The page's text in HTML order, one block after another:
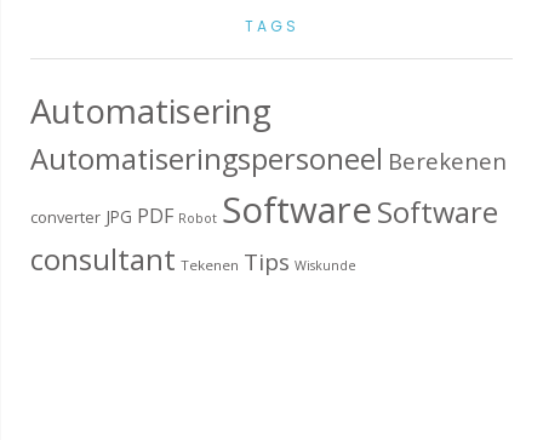
TAGS
Automatisering
Automatiseringspersoneel Berekenen
converter JPG PDF Robot SoftwareSoftware
consultant Tekenen Tips Wiskunde